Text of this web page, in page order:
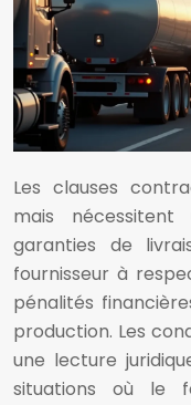
Les clauses
mais nécessitent
garanties de
fournisseur à
pénalités
production. Les
une lecture
situations où le